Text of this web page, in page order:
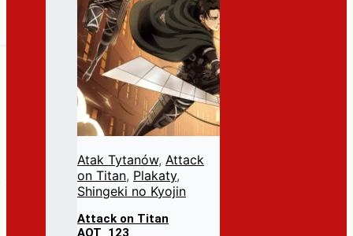
Atak Tytanów, Attack
on Titan, Plakaty,
Shingeki no Kyojin
Attack on Titan
AOT_123